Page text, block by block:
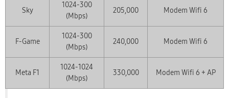
Sky
1024-300
(Mbps)
205,000 Modem Wifi 6
F-Game
1024-300
(Mbps)
240,000 Modem Wifi 6
Meta F1
1024-1024
(Mbps)
330,000 Modem Wifi 6 + AP